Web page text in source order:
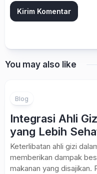
You may also like
Blog
Integrasi Ahli
yang Lebih
Keterlibatan ahli gizi
memberikan dampak
makanan yang disajikan.